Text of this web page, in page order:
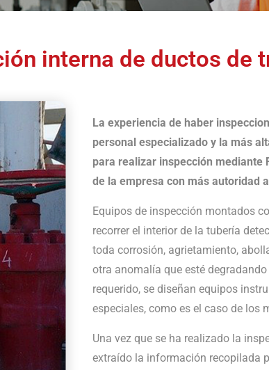
interna de ductos de
La experiencia de haber
personal especializado y la más
para realizar inspección mediante
de la empresa con más autoridad
Equipos de inspección montados
recorrer el interior de la tubería
toda corrosión, agrietamiento,
otra anomalía que esté
requerido, se diseñan equipos
especiales, como es el caso de los
Una vez que se ha realizado la
extraído la información recopilada